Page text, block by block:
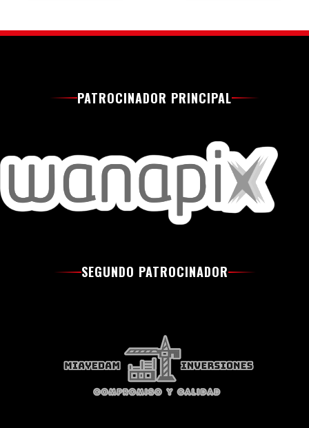
PATROCINADOR PRINCIPAL
SEGUNDO PATROCINADOR